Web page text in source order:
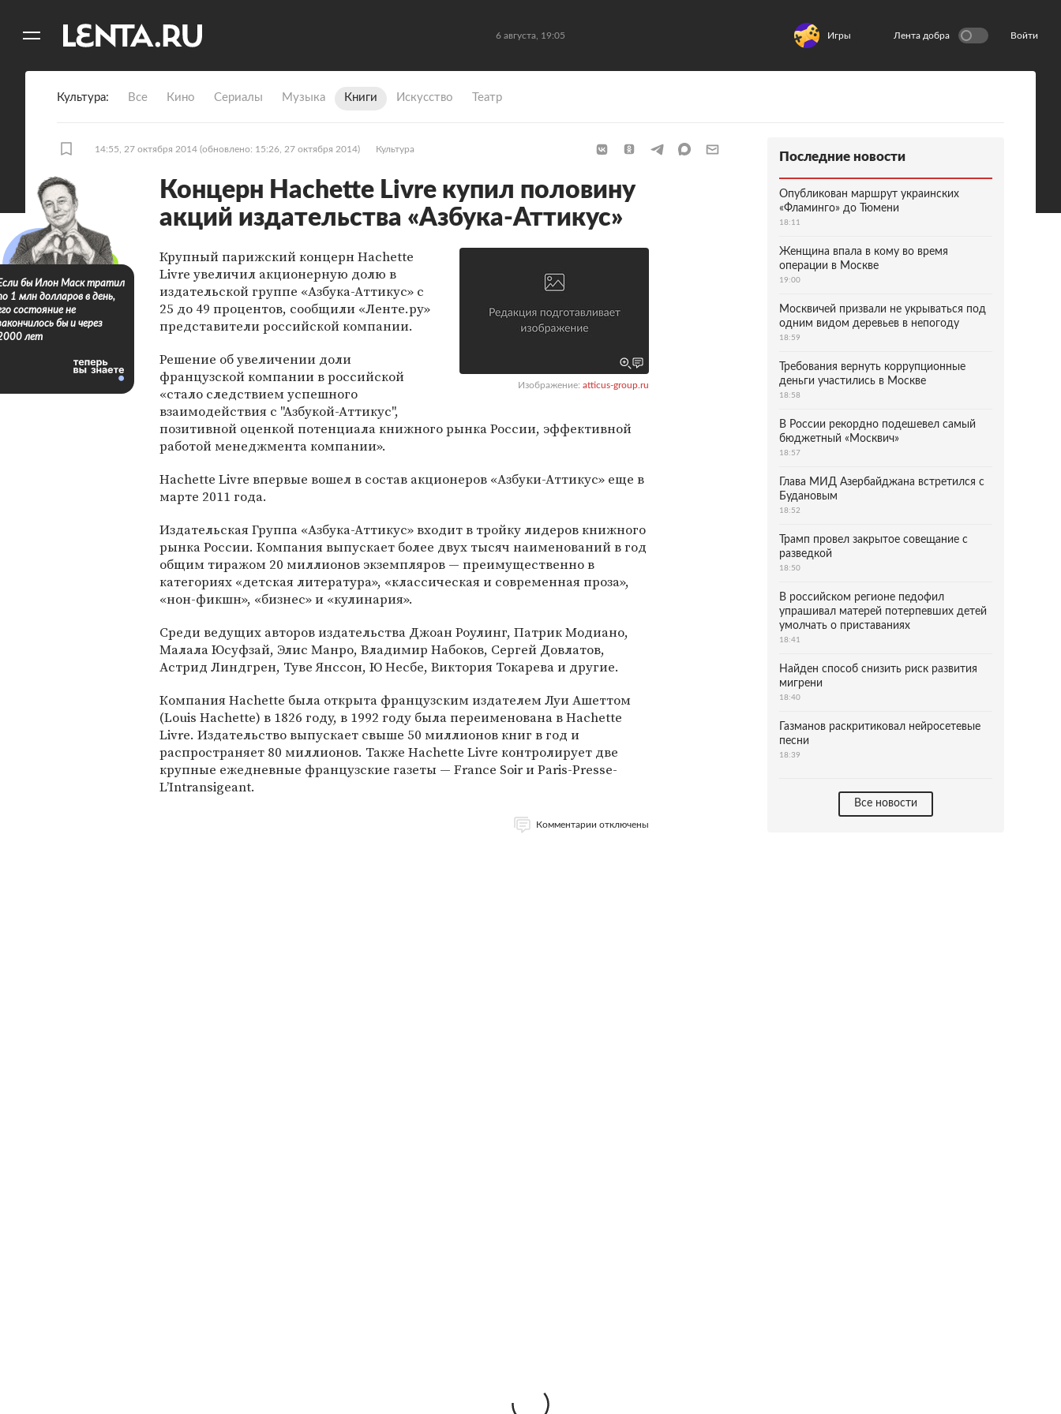
6 августа, 19:05 Игры Лента добра Войти
Культура Все Кино Сериалы Музыка Книги Искусство Театр
14:55, 27 октября 2014 (обновлено: 15:26, 27 октября 2014) Культура
Концерн Hachette Livre купил половину
акций издательства «Азбука-Аттикус»
Изображение: atticus-group.ru
Крупный парижский концерн Hachette
Livre увеличил акционерную долю в
издательской группе «Азбука-Аттикус» с
25 до 49 процентов, сообщили «Ленте.ру»
представители российской компании.
Решение об увеличении доли
французской компании в российской
«стало следствием успешного
взаимодействия с "Азбукой-Аттикус",
позитивной оценкой потенциала книжного рынка России, эффективной
работой менеджмента компании».
Hachette Livre впервые вошел в состав акционеров «Азбуки-Аттикус» еще в
марте 2011 года.
Издательская Группа «Азбука-Аттикус» входит в тройку лидеров книжного
рынка России. Компания выпускает более двух тысяч наименований в год
общим тиражом 20 миллионов экземпляров — преимущественно в
категориях «детская литература», «классическая и современная проза»,
«нон-фикшн», «бизнес» и «кулинария».
Среди ведущих авторов издательства Джоан Роулинг, Патрик Модиано,
Малала Юсуфзай, Элис Манро, Владимир Набоков, Сергей Довлатов,
Астрид Линдгрен, Туве Янссон, Ю Несбе, Виктория Токарева и другие.
Компания Hachette была открыта французским издателем Луи Ашеттом
(Louis Hachette) в 1826 году, в 1992 году была переименована в Hachette
Livre. Издательство выпускает свыше 50 миллионов книг в год и
распространяет 80 миллионов. Также Hachette Livre контролирует две
крупные ежедневные французские газеты — France Soir и Paris-Presse-
L’Intransigeant.
Комментарии отключены
бы Илон Маск тратил
1 млн долларов в день,
состояние не
бы и через
лет
Последние новости
Опубликован маршрут украинских
«Фламинго» до Тюмени
18:11
Женщина впала в кому во время
операции в Москве
19:00
Москвичей призвали не укрываться под
одним видом деревьев в непогоду
18:59
Требования вернуть коррупционные
деньги участились в Москве
18:58
В России рекордно подешевел самый
бюджетный «Москвич»
18:57
Глава МИД Азербайджана встретился с
Будановым
18:52
Трамп провел закрытое совещание с
разведкой
18:50
В российском регионе педофил
упрашивал матерей потерпевших детей
умолчать о приставаниях
18:41
Найден способ снизить риск развития
мигрени
18:40
Газманов раскритиковал нейросетевые
песни
18:39
Все новости